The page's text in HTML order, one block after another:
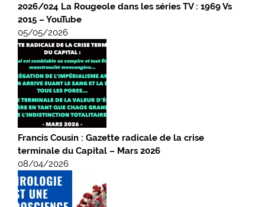
2026/024 La Rougeole dans les séries TV : 1969 Vs
2015 – YouTube
05/05/2026
Francis Cousin : Gazette radicale de la crise
terminale du Capital – Mars 2026
08/04/2026